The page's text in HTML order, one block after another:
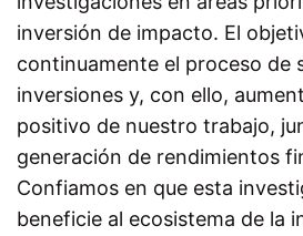
inversión de impacto. El
continuamente el proceso de
inversiones y, con ello,
positivo de nuestro trabajo,
generación de rendimientos
Confiamos en que esta
beneficie al ecosistema de la